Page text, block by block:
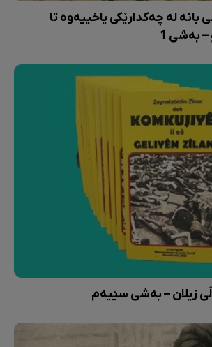
لە چەکدارێکی یاخییەوە تا
– بەشی 1
زیلان – بەشی سێیەم